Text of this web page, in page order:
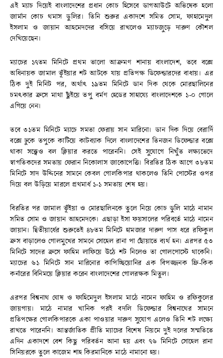
এই ম্যাচ দিয়েই বাংলাদেশের প্রধান কোচ হিসেবে ডাগআউটে অভিষেক হলো
জার্মান কোচ থমাস ডুলির। তিনি শুরুর একাদশে সমিত সোম, ফাহামেদুল
ইসলাম ও জায়ান আহমেদদের বসিয়ে রাখলেও ম্যাচজুড়ে দারুণ কৌশল
দেখিয়েছেন।
ম্যাচের ১৭তম মিনিটে প্রথম ভালো আক্রমণ শানায় বাংলাদেশ, তবে বক্সে
অধিনায়ক জামাল ভূঁইয়ার শট আটকে যায় প্রতিপক্ষ ডিফেন্ডারদের বাধায়। এর
ঠিক দুই মিনিট পর, অর্থাৎ ১৯তম মিনিটে ডান দিক থেকে মোরছালিনের
চমৎকার ক্রসে মাথা ছুঁইয়ে তপু বর্মণ হেডের সাহায্যে বাংলাদেশকে ১-০ গোলে
এগিয়ে নেন।
তবে ৩১তম মিনিটে ম্যাচে সমতা ফেরায় সান মারিনো। ডান দিক দিয়ে বেরার্দি
বক্সে ঢুকে তপুকে কাটিয়ে কাটব্যাক দিলে বাংলাদেশের তিনজন ডিফেন্ডার বক্সে
থাকা সত্ত্বেও বল ক্লিয়ার করতে পারেননি। সেই সুযোগে নিখুঁত লক্ষ্যভেদে
স্বাগতিকদের সমতায় ফেরান নিকোলাস জাকোপেত্তি। বিরতির ঠিক আগে ৩৮তম
মিনিটে সাদ উদ্দিনের সামনে কেবল গোলকিপার থাকলেও তিনি পোস্টের ওপর
দিয়ে বল উড়িয়ে মারলে প্রথমার্ধ ১-১ সমতায় শেষ হয়।
বিরতির পর জামাল ভূঁইয়া ও মোরছালিনকে তুলে নিয়ে কোচ ডুলি মাঠে নামান
সমিত সোম ও জায়ান আহমেদকে। এছাড়া ইসা ফয়সালের পরিবর্তে মাঠে নামেন
জায়ান। দ্বিতীয়ার্ধের শুরুতেই ৪৮তম মিনিটে হামজার দারুণ পাস ধরে রফিকুল
ক্রস বাড়ালেও গোলমুখের সামনে সোহেল রানা পা ছোঁয়াতে ব্যর্থ হন। এরপর ৫৩
মিনিটে সাদের ক্রসে ফাহিম লাফিয়ে উঠে শট নিলেও তা গোলপোস্টে থাকেনি।
ম্যাচের ৬১ মিনিটে সান মারিনোর কাপিচ্ছিয়োনির এক বিপজ্জনক ফ্রি-কিক
কর্নারের বিনিময়ে ক্লিয়ার করেন বাংলাদেশের গোলরক্ষক মিতুল।
এরপর বিশ্বনাথ ঘোষ ও ফাহিমেদুল ইসলাম মাঠে নামেন ফাহিম ও রফিকুলের
জায়গায়। মাঠে নামার খানিক পরই বদলি ডিফেন্ডার বিশ্বনাথের সামনে
প্রতিপক্ষের গোলকিপারকে একা পাওয়ার দারুণ সুযোগ এলেও তিনি শট লক্ষ্যে
রাখতে পারেননি। আন্তর্জাতিক প্রীতি ম্যাচের বিশেষ নিয়মে দুই দলের সম্মতিতে
এদিন একাদশে বেশ কিছু পরিবর্তন আনা হয় এবং ৭৬ মিনিটে সোহেল রানা
সিনিয়রকে তুলে কাজেম শাহ কিরমানিকে মাঠে নামানো হয়।